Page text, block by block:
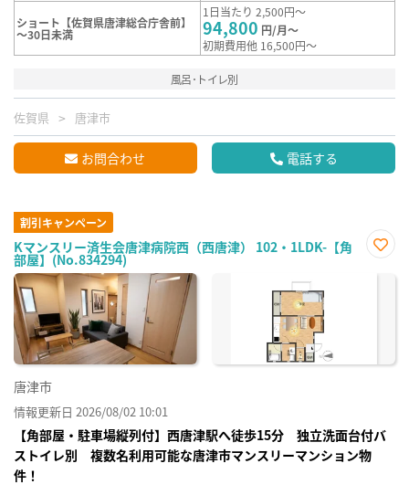
ショート【佐賀県唐津総合庁舎前】
～30日未満
1日当たり 2,500円～
94,800 円/月～
初期費用他 16,500円～
風呂･トイレ別
佐賀県 唐津市
お問合わせ 電話する
割引キャンペーン
Kマンスリー済生会唐津病院西（西唐津） 102・1LDK-【角
部屋】(No.834294)
に入
唐津市
情報更新日 2026/08/02 10:01
【角部屋・駐車場縦列付】西唐津駅へ徒歩15分 独立洗面台付バ
ストイレ別 複数名利用可能な唐津市マンスリーマンション物
件！